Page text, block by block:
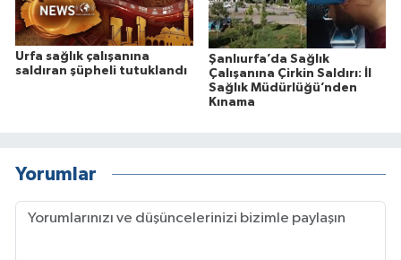
Urfa sağlık çalışanına
saldıran şüpheli tutuklandı
Şanlıurfa’da Sağlık
Çalışanına Çirkin Saldırı: İl
Sağlık Müdürlüğü’nden
Kınama
Yorumlar